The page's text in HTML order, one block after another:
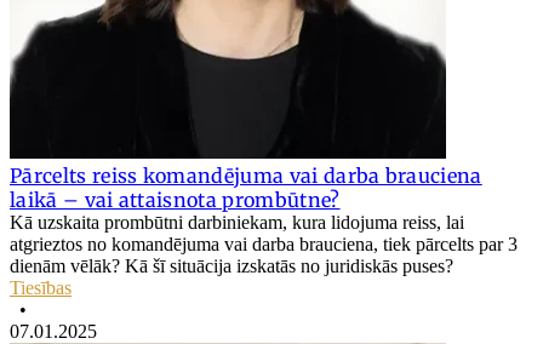
Pārcelts reiss komandējuma vai darba brauciena
laikā – vai attaisnota prombūtne?
Kā uzskaita prombūtni darbiniekam, kura lidojuma reiss, lai
atgrieztos no komandējuma vai darba brauciena, tiek pārcelts par 3
dienām vēlāk? Kā šī situācija izskatās no juridiskās puses?
Tiesības
•
07.01.2025